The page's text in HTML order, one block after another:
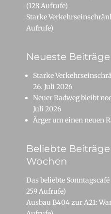
(128 Aufrufe)
Starke
Aufrufe)
Neueste Beiträge
Starke
26. Juli 2026
Neuer Radweg bleibt
Juli 2026
Ärger um einen neuen
Beliebte
Wochen
Das beliebte
259 Aufrufe)
Ausbau B404 zur A21: